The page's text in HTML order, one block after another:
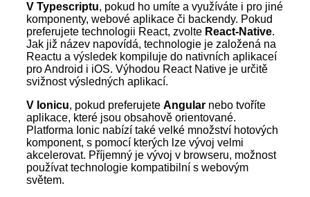
V Typescriptu, pokud ho umíte a využíváte i pro jiné
komponenty, webové aplikace či backendy. Pokud
preferujete technologii React, zvolte React-Native.
Jak již název napovídá, technologie je založená na
Reactu a výsledek kompiluje do nativních aplikaceí
pro Android i iOS. Výhodou React Native je určitě
svižnost výsledných aplikací.
V Ionicu, pokud preferujete Angular nebo tvoříte
aplikace, které jsou obsahově orientované.
Platforma Ionic nabízí také velké množství hotových
komponent, s pomocí kterých lze vývoj velmi
akcelerovat. Příjemný je vývoj v browseru, možnost
používat technologie kompatibilní s webovým
světem.